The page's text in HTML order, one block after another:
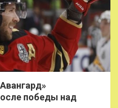
победы над